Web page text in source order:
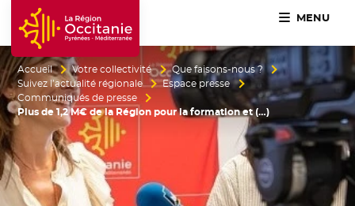
Accueil Région Occitanie / Pyrénées-Méditerranée
MENU
Accueil Votre collectivité
Que faisons-nous ?
Suivez l’actualité régionale
Espace presse
Communiqués de presse
Plus de 1,2 M€ de la Région pour la formation et (…)